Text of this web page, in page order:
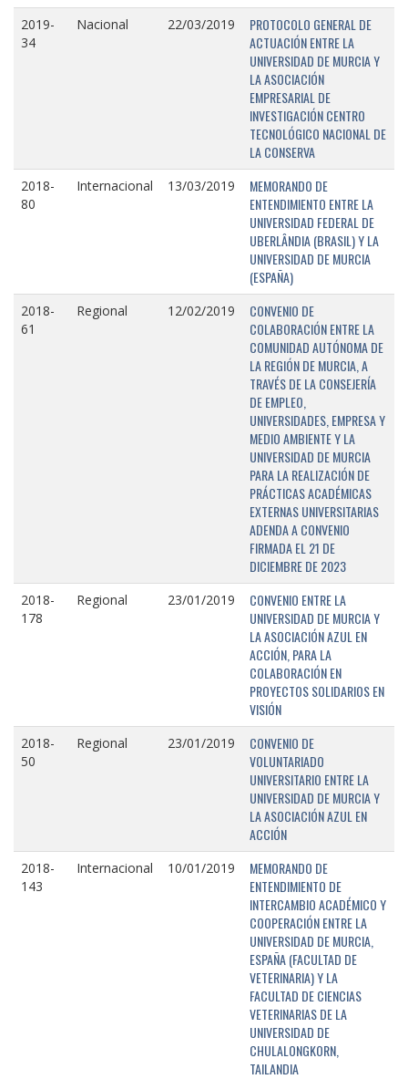
2019-
34
Nacional 22/03/2019
PROTOCOLO GENERAL DE
ACTUACIÓN ENTRE LA
UNIVERSIDAD DE MURCIA Y
LA ASOCIACIÓN
EMPRESARIAL DE
INVESTIGACIÓN CENTRO
TECNOLÓGICO NACIONAL DE
LA CONSERVA
2018-
80
Internacional 13/03/2019
MEMORANDO DE
ENTENDIMIENTO ENTRE LA
UNIVERSIDAD FEDERAL DE
UBERLÂNDIA (BRASIL) Y LA
UNIVERSIDAD DE MURCIA
(ESPAÑA)
2018-
61
Regional 12/02/2019
CONVENIO DE
COLABORACIÓN ENTRE LA
COMUNIDAD AUTÓNOMA DE
LA REGIÓN DE MURCIA, A
TRAVÉS DE LA CONSEJERÍA
DE EMPLEO,
UNIVERSIDADES, EMPRESA Y
MEDIO AMBIENTE Y LA
UNIVERSIDAD DE MURCIA
PARA LA REALIZACIÓN DE
PRÁCTICAS ACADÉMICAS
EXTERNAS UNIVERSITARIAS
ADENDA A CONVENIO
FIRMADA EL 21 DE
DICIEMBRE DE 2023
2018-
178
Regional 23/01/2019
CONVENIO ENTRE LA
UNIVERSIDAD DE MURCIA Y
LA ASOCIACIÓN AZUL EN
ACCIÓN, PARA LA
COLABORACIÓN EN
PROYECTOS SOLIDARIOS EN
VISIÓN
2018-
50
Regional 23/01/2019
CONVENIO DE
VOLUNTARIADO
UNIVERSITARIO ENTRE LA
UNIVERSIDAD DE MURCIA Y
LA ASOCIACIÓN AZUL EN
ACCIÓN
2018-
143
Internacional 10/01/2019
MEMORANDO DE
ENTENDIMIENTO DE
INTERCAMBIO ACADÉMICO Y
COOPERACIÓN ENTRE LA
UNIVERSIDAD DE MURCIA,
ESPAÑA (FACULTAD DE
VETERINARIA) Y LA
FACULTAD DE CIENCIAS
VETERINARIAS DE LA
UNIVERSIDAD DE
CHULALONGKORN,
TAILANDIA